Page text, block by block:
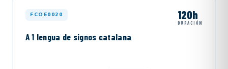
FCOE0020 120h
DURACIÓN
A 1 lengua de signos catalana